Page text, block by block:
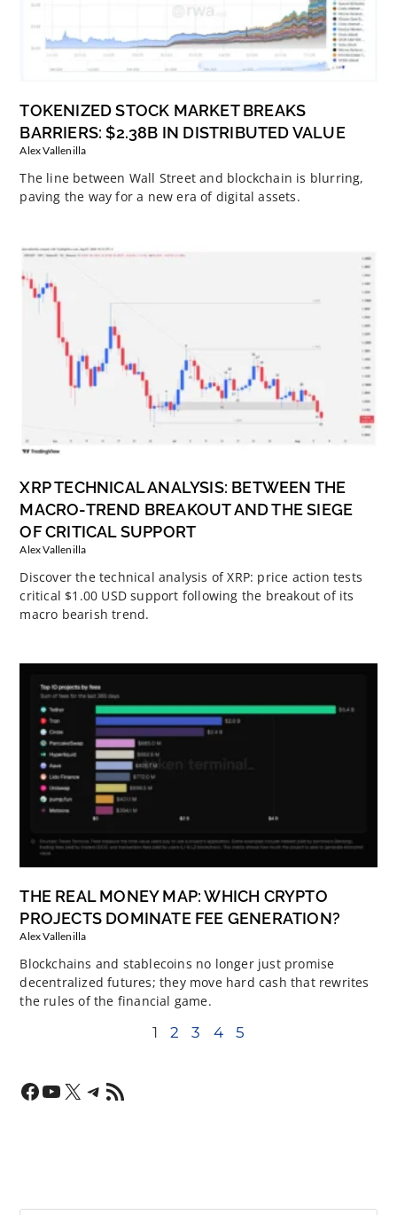
TOKENIZED STOCK MARKET BREAKS
BARRIERS: $2.38B IN DISTRIBUTED VALUE
Alex Vallenilla
The line between Wall Street and blockchain is blurring,
paving the way for a new era of digital assets.
XRP TECHNICAL ANALYSIS: BETWEEN THE
MACRO-TREND BREAKOUT AND THE SIEGE
OF CRITICAL SUPPORT
Alex Vallenilla
Discover the technical analysis of XRP: price action tests
critical $1.00 USD support following the breakout of its
macro bearish trend.
THE REAL MONEY MAP: WHICH CRYPTO
PROJECTS DOMINATE FEE GENERATION?
Alex Vallenilla
Blockchains and stablecoins no longer just promise
decentralized futures; they move hard cash that rewrites
the rules of the financial game.
1 2 3 4 5